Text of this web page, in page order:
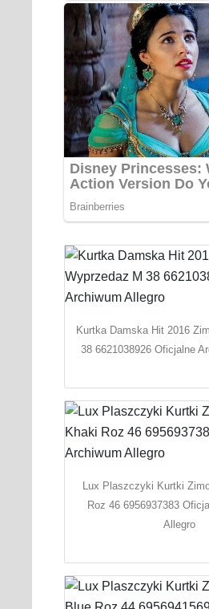
Kurtka Damska Hit 2016
38 6621038926 Oficjalne
Lux Plaszczyki Kurtki
Roz 46 6956937383
Allegro